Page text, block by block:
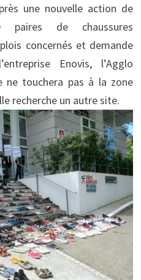
une nouvelle action de
de chaussures
concernés et demande
Enovis, l’Agglo
ne touchera pas à la zone
recherche un autre site.